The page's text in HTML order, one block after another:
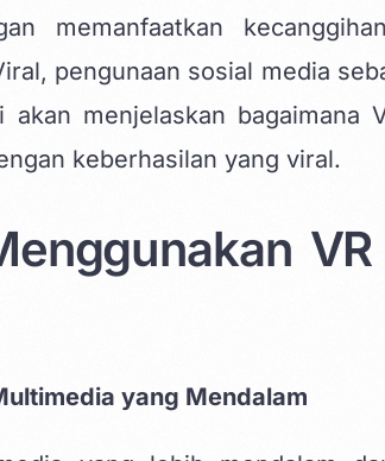
memanfaatkan
pengunaan sosial media
menjelaskan bagaimana
keberhasilan yang viral.
yang Mendalam